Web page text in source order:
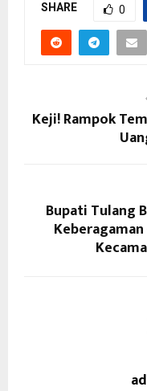
SHARE 0
Keji! Rampok
Bupati Tulang